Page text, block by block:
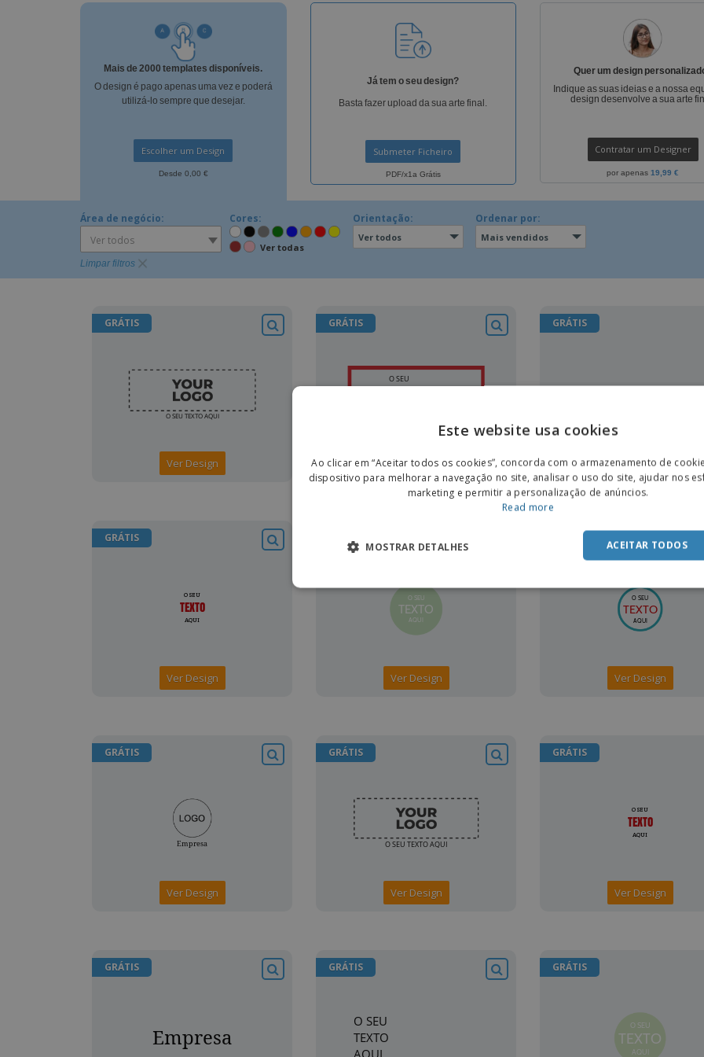
Mais de 2000 templates disponíveis.
O design é pago apenas uma vez e poderá
utilizá-lo sempre que desejar.
Escolher um Design
Desde 0,00 €
Já tem o seu design?
Basta fazer upload da sua arte final.
Submeter Ficheiro
PDF/x1a Grátis
Quer um design
Indique as suas ideias e a nossa
design desenvolve a sua arte
Contratar um Designer
por apenas19,99 €
Área de negócio:
Ver todos
Cores:
Ver todas
Orientação:
Ver todos
Ordenar por:
Mais vendidos
Limpar filtros
GRÁTIS
Ver Design
GRÁTIS
Ver Design
GRÁTIS
Ver Design
GRÁTIS
Ver Design Ver Design
GRÁTIS
Ver Design
GRÁTIS
Ver Design
GRÁTIS
Ver Design
GRÁTIS
Ver Design
GRÁTIS GRÁTIS GRÁTIS
Este website usa cookies
Ao clicar em “Aceitar todos os cookies”, concorda com o armazenamento de
dispositivo para melhorar a navegação no site, analisar o uso do site, ajudar nos
marketing e permitir a personalização de anúncios.
Read more
ACEITAR TODOS
MOSTRAR DETALHES